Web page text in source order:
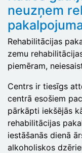
neuzņem
Rehabilitācijas
zemu
piemēram,
Centrs ir tiesīgs
centrā esošiem
pārkāpti iekšējās
rehabilitācijas
iestāšanās dienā
alkoholiskos